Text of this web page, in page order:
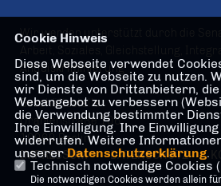
Wir werden unterstützt durch die
Antidiskriminierung
Geschäftsstelle
Oranienstraße 106
10969 Berlin
IMPRESSUM
DATENSCHUTZ
Cookie Hinweis
Diese Webseite verwendet
sind, um die Webseite zu nutzen.
wir Dienste von Drittanbietern,
Webangebot zu verbessern
die Verwendung bestimmter
Ihre Einwilligung. Ihre
widerrufen. Weitere
unserer Datenschutzerklärung.
Technisch notwendige Cookies (
Die notwendigen Cookies werden allein